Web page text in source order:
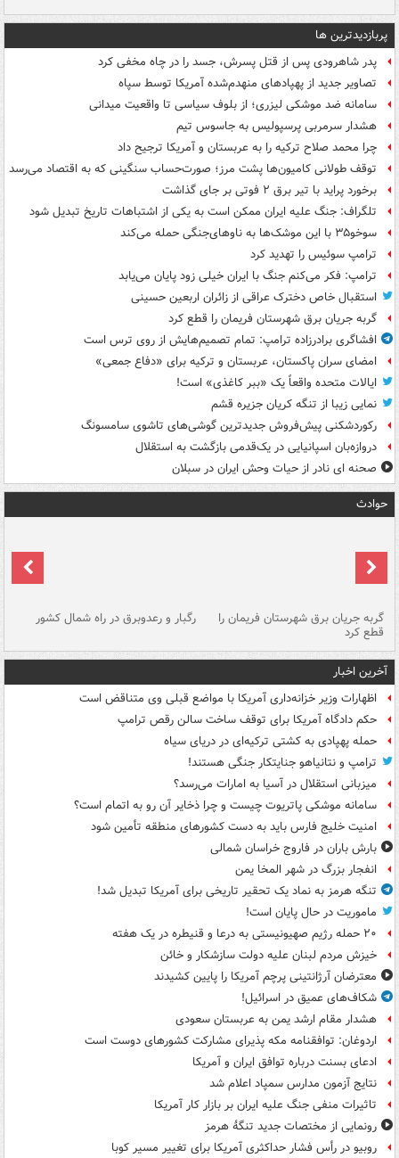
پربازدیدترین ها
پدر شاهرودی پس از قتل پسرش، جسد را در چاه مخفی کرد
تصاویر جدید از پهپادهای منهدم‌شده آمریکا توسط سپاه
سامانه ضد موشکی لیزری؛ از بلوف سیاسی تا واقعیت میدانی
هشدار سرمربی پرسپولیس به جاسوس تیم
چرا محمد صلاح ترکیه را به عربستان و آمریکا ترجیح داد
توقف طولانی کامیون‌ها پشت مرز؛ صورت‌حساب سنگینی که به اقتصاد می‌رسد
برخورد پراید با تیر برق ۲ فوتی بر جای گذاشت
تلگراف: جنگ علیه ایران ممکن است به یکی از اشتباهات تاریخ تبدیل شود
سوخو۳۵ با این موشک‌ها به ناوهای‌جنگی حمله می‌کند
ترامپ سوئیس را تهدید کرد
ترامپ: فکر می‌کنم جنگ با ایران خیلی زود پایان می‌یابد
استقبال خاص دخترک عراقی از زائران اربعین حسینی
گربه جریان برق شهرستان فریمان را قطع کرد
افشاگری برادرزاده ترامپ: تمام تصمیم‌هایش از روی ترس است
امضای سران پاکستان، عربستان و ترکیه برای «دفاع جمعی»
ایالات متحده واقعاً یک «ببر کاغذی» است!
نمایی زیبا از تنگه کریان جزیره قشم
رکوردشکنی پیش‌فروش جدیدترین گوشی‌های تاشوی سامسونگ
دروازه‌بان اسپانیایی در یک‌قدمی بازگشت به استقلال
صحنه ای نادر از حیات وحش ایران در سبلان
حوادث
گربه جریان برق شهرستان فریمان را
قطع کرد
رگبار و رعدوبرق در راه شمال کشور
آخرین اخبار
اظهارات وزیر خزانه‌داری آمریکا با مواضع قبلی وی متناقض است
حکم دادگاه آمریکا برای توقف ساخت سالن رقص ترامپ
حمله پهپادی به کشتی ترکیه‌ای در دریای سیاه
ترامپ و نتانیاهو جنایتکار جنگی هستند!
میزبانی استقلال در آسیا به امارات می‌رسد؟
سامانه موشکی پاتریوت چیست و چرا ذخایر آن رو به اتمام است؟
امنیت خلیج فارس باید به دست کشورهای منطقه تأمین شود
بارش باران در فاروج خراسان شمالی
انفجار بزرگ در شهر المخا یمن
تنگه هرمز به نماد یک تحقیر تاریخی برای آمریکا تبدیل شد!
ماموریت در حال پایان است!
۲۰ حمله رژیم صهیونیستی به درعا و قنیطره در یک هفته
خیزش مردم لبنان علیه دولت سازشکار و خائن
معترضان آرژانتینی پرچم آمریکا را پایین کشیدند
شکاف‌های عمیق در اسرائیل!
هشدار مقام ارشد یمن به عربستان سعودی
اردوغان: توافقنامه مکه پذیرای مشارکت کشورهای دوست است
ادعای بسنت درباره توافق ایران و آمریکا
نتایج آزمون مدارس سمپاد اعلام شد
تاثیرات منفی جنگ علیه ایران بر بازار کار آمریکا
رونمایی از مختصات جدید تنگۀ هرمز
روبیو در رأس فشار حداکثری آمریکا برای تغییر مسیر کوبا